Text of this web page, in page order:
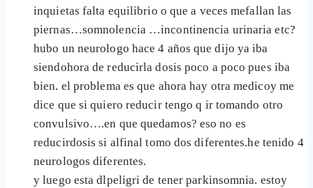
inquietas falta equilibrio o que a veces mefallan las
piernas…somnolencia …incontinencia urinaria etc?
hubo un neurologo hace 4 años que dijo ya iba
siendohora de reducirla dosis poco a poco pues iba
bien. el problema es que ahora hay otra medicoy me
dice que si quiero reducir tengo q ir tomando otro
convulsivo….en que quedamos? eso no es
reducirdosis si alfinal tomo dos diferentes.he tenido 4
neurologos diferentes.
y luego esta dlpeligri de tener parkinsomnia. estoy